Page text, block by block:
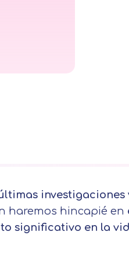
investigaciones
haremos hincapié en
significativo en la